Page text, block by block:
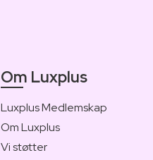
Om Luxplus
Luxplus Medlemskap
Om Luxplus
Vi støtter